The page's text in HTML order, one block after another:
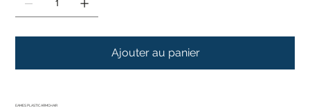
Ajouter au panier
EAMES PLASTIC ARMCHAIR